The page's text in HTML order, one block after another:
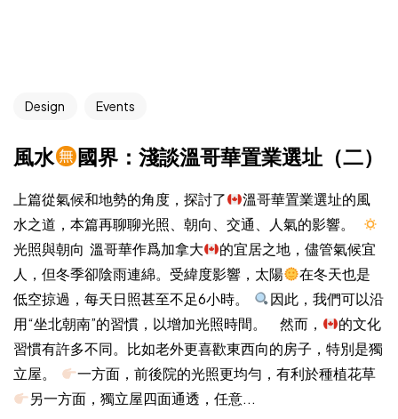
Design Events
風水 國界：淺談溫哥華置業選址（二）
上篇從氣候和地勢的角度，探討了
溫哥華置業選址的風
水之道，本篇再聊聊光照、朝向、交通、人氣的影響。
光照與朝向 溫哥華作爲加拿大
的宜居之地，儘管氣候宜
人，但冬季卻陰雨連綿。受緯度影響，太陽
在冬天也是
低空掠過，每天日照甚至不足6小時。
因此，我們可以沿
用“坐北朝南”的習慣，以增加光照時間。 然而，
的文化
習慣有許多不同。比如老外更喜歡東西向的房子，特別是獨
立屋。
一方面，前後院的光照更均勻，有利於種植花草
另一方面，獨立屋四面通透，任意...